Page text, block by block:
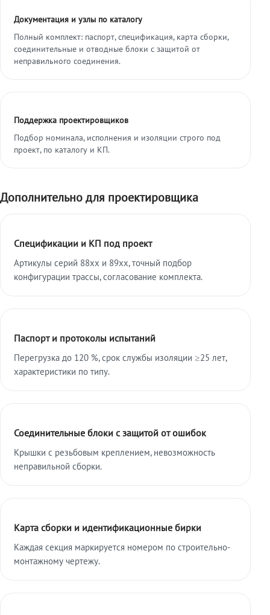
Документация и узлы по каталогу
Полный комплект: паспорт, спецификация, карта сборки,
соединительные и отводные блоки с защитой от
неправильного соединения.
Поддержка проектировщиков
Подбор номинала, исполнения и изоляции строго под
проект, по каталогу и КП.
Дополнительно для проектировщика
Спецификации и КП под проект
Артикулы серий 88xx и 89xx, точный подбор
конфигурации трассы, согласование комплекта.
Паспорт и протоколы испытаний
Перегрузка до 120 %, срок службы изоляции ≥25 лет,
характеристики по типу.
Соединительные блоки с защитой от ошибок
Крышки с резьбовым креплением, невозможность
неправильной сборки.
Карта сборки и идентификационные бирки
Каждая секция маркируется номером по строительно-
монтажному чертежу.